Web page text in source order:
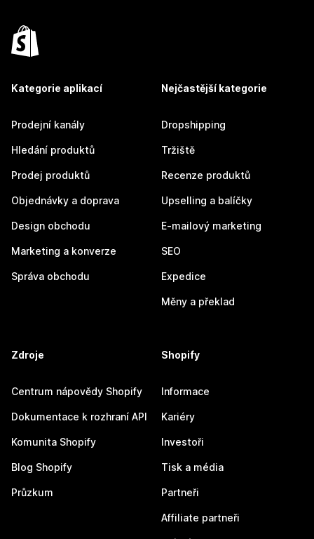
Kategorie aplikací
Prodejní kanály
Hledání produktů
Prodej produktů
Objednávky a doprava
Design obchodu
Marketing a konverze
Správa obchodu
Nejčastější kategorie
Dropshipping
Tržiště
Recenze produktů
Upselling a balíčky
E-mailový marketing
SEO
Expedice
Měny a překlad
Zdroje
Centrum nápovědy Shopify
Dokumentace k rozhraní API
Komunita Shopify
Blog Shopify
Průzkum
Shopify
Informace
Kariéry
Investoři
Tisk a média
Partneři
Affiliate partneři